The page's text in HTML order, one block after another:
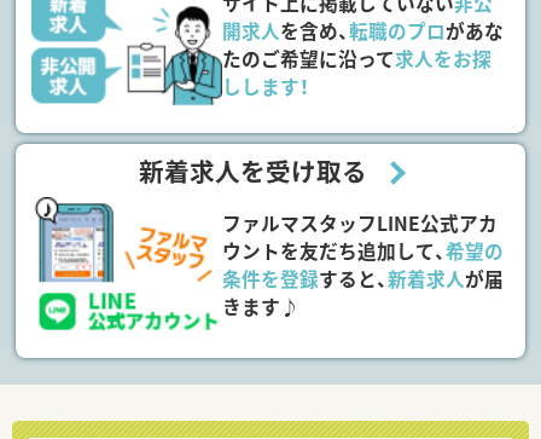
開求人を含め、転職のプロがあな
たのご希望に沿って求人をお探
しします！
新着求人を受け取る
ファルマスタッフLINE公式アカ
ウントを友だち追加して、希望の
条件を登録すると、新着求人が届
きます♪